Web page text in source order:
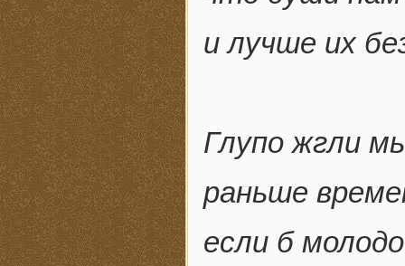
и лучше их
Глупо жгли
раньше
если б